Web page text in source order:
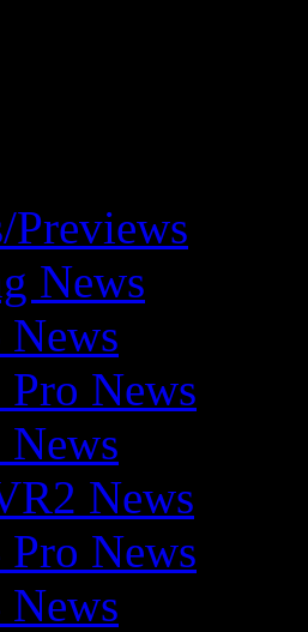
Previews
News
News
Pro News
News
News
Pro News
News